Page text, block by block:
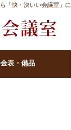
「快・決いい会議室」に
表・備品